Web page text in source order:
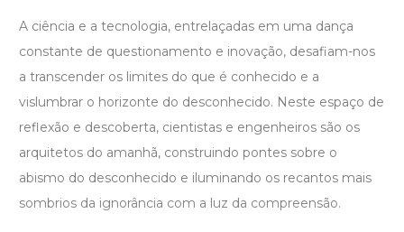
A ciência e a tecnologia, entrelaçadas em uma dança
constante de questionamento e inovação, desafiam-nos
a transcender os limites do que é conhecido e a
vislumbrar o horizonte do desconhecido. Neste espaço de
reflexão e descoberta, cientistas e engenheiros são os
arquitetos do amanhã, construindo pontes sobre o
abismo do desconhecido e iluminando os recantos mais
sombrios da ignorância com a luz da compreensão.